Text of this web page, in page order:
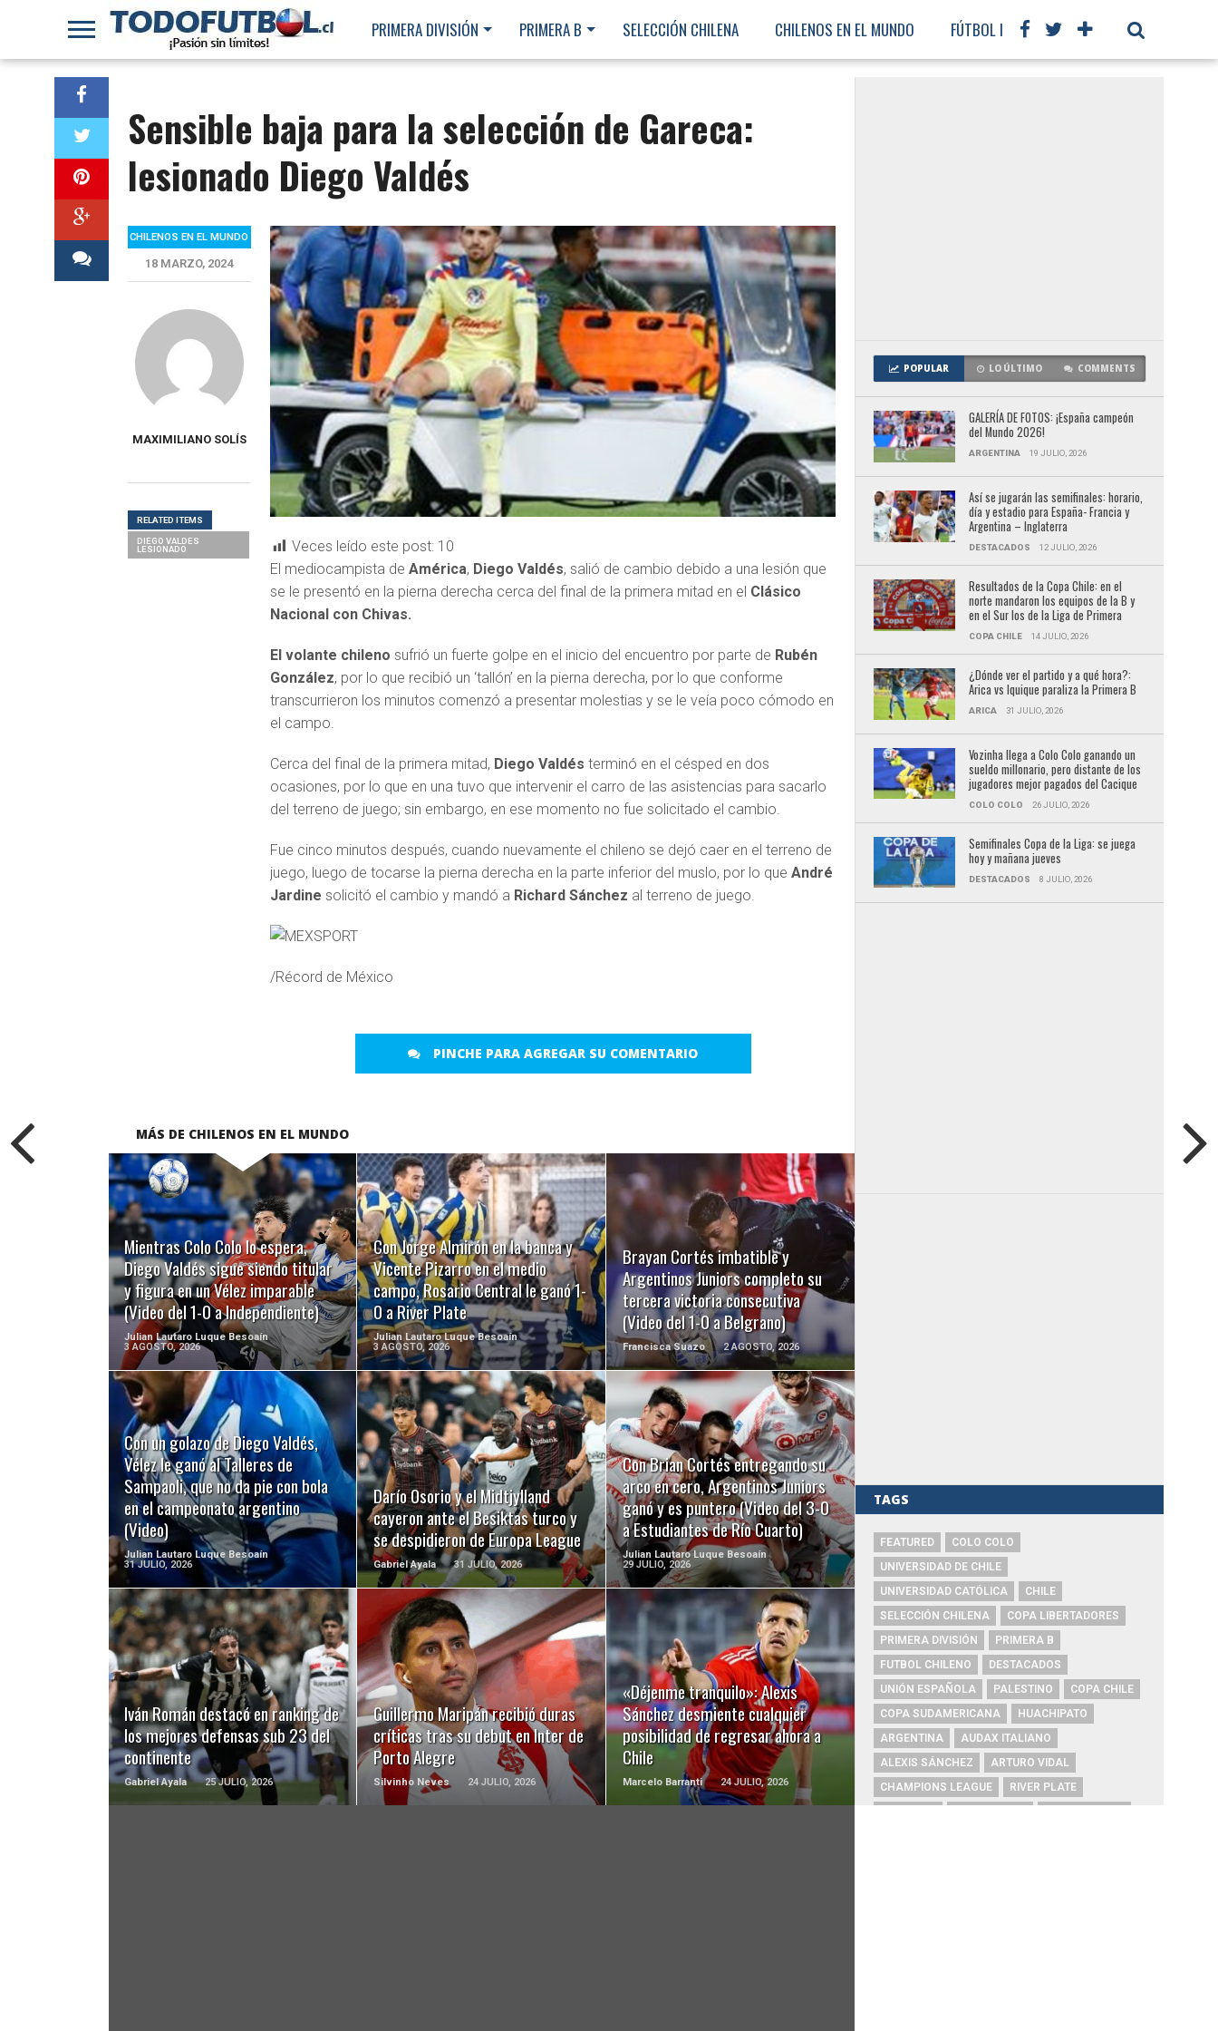
PRIMERA DIVISIÓN PRIMERA B SELECCIÓN CHILENA CHILENOS EN EL MUNDO FÚTBOL INTERNACIONAL
Sensible baja para la selección de Gareca:
lesionado Diego Valdés
Veces leído este post: 10
El mediocampista deAmérica, Diego Valdés, salió de cambio debido a una lesión que
se le presentó en la pierna derecha cerca del final de la primera mitad en el Clásico
Nacional con Chivas.
El volante chileno sufrió un fuerte golpe en el inicio del encuentro por parte de Rubén
González, por lo que recibió un ‘tallón’ en la pierna derecha, por lo que conforme
transcurrieron los minutos comenzó a presentar molestias y se le veía poco cómodo en
el campo.
Cerca del final de la primera mitad, Diego Valdés terminó en el césped en dos
ocasiones, por lo que en una tuvo que intervenir el carro de las asistencias para sacarlo
del terreno de juego; sin embargo, en ese momento no fue solicitado el cambio.
Fue cinco minutos después, cuando nuevamente el chileno se dejó caer en el terreno de
juego, luego de tocarse la pierna derecha en la parte inferior del muslo, por lo queAndré
Jardine solicitó el cambio y mandó a Richard Sánchez al terreno de juego.
/Récord de México
PINCHE PARA AGREGAR SU COMENTARIO
CHILENOS EN EL MUNDO
18 MARZO, 2024
MAXIMILIANO SOLÍS
RELATED ITEMS
DIEGO VALDES
LESIONADO
MÁS DE CHILENOS EN EL MUNDO
Mientras Colo Colo lo espera,
Diego Valdés sigue siendo titular
y figura en un Vélez imparable
(Video del 1-0 a Independiente)
Julian Lautaro Luque Besoaín
3 AGOSTO, 2026
LEER MÁS
Con Jorge Almirón en la banca y
Vicente Pizarro en el medio
campo, Rosario Central le ganó 1-
0 a River Plate
Julian Lautaro Luque Besoaín
3 AGOSTO, 2026
LEER MÁS
Brayan Cortés imbatible y
Argentinos Juniors completo su
tercera victoria consecutiva
(Video del 1-0 a Belgrano)
Francisca Suazo 2 AGOSTO, 2026
LEER MÁS
Con un golazo de Diego Valdés,
Vélez le ganó al Talleres de
Sampaoli, que no da pie con bola
en el campeonato argentino
(Video)
Julian Lautaro Luque Besoaín
31 JULIO, 2026
LEER MÁS
Darío Osorio y el Midtjylland
cayeron ante el Besiktas turco y
se despidieron de Europa League
Gabriel Ayala 31 JULIO, 2026
LEER MÁS
Con Brian Cortés entregando su
arco en cero, Argentinos Juniors
ganó y es puntero (Video del 3-0
a Estudiantes de Río Cuarto)
Julian Lautaro Luque Besoaín
29 JULIO, 2026
LEER MÁS
Iván Román destacó en ranking de
los mejores defensas sub 23 del
continente
Gabriel Ayala 25 JULIO, 2026
LEER MÁS
Guillermo Maripán recibió duras
críticas tras su debut en Inter de
Porto Alegre
Silvinho Neves 24 JULIO, 2026
LEER MÁS
«Déjenme tranquilo»: Alexis
Sánchez desmiente cualquier
posibilidad de regresar ahora a
Chile
Marcelo Barranti 24 JULIO, 2026
LEER MÁS
POPULAR LO ÚLTIMO COMMENTS
GALERÍA DE FOTOS: ¡España campeón
del Mundo 2026!
ARGENTINA 19 JULIO, 2026
Así se jugarán las semifinales: horario,
día y estadio para España- Francia y
Argentina – Inglaterra
DESTACADOS 12 JULIO, 2026
Resultados de la Copa Chile: en el
norte mandaron los equipos de la B y
en el Sur los de la Liga de Primera
COPA CHILE 14 JULIO, 2026
¿Dónde ver el partido y a qué hora?:
Arica vs Iquique paraliza la Primera B
ARICA 31 JULIO, 2026
Vozinha llega a Colo Colo ganando un
sueldo millonario, pero distante de los
jugadores mejor pagados del Cacique
COLO COLO 26 JULIO, 2026
Semifinales Copa de la Liga: se juega
hoy y mañana jueves
DESTACADOS 8 JULIO, 2026
TAGS
FEATURED
COLO COLO
UNIVERSIDAD DE CHILE
UNIVERSIDAD CATÓLICA
CHILE
SELECCIÓN CHILENA
COPA LIBERTADORES
PRIMERA DIVISIÓN
PRIMERA B
FUTBOL CHILENO
DESTACADOS
UNIÓN ESPAÑOLA
PALESTINO
COPA CHILE
COPA SUDAMERICANA
HUACHIPATO
ARGENTINA
AUDAX ITALIANO
ALEXIS SÁNCHEZ
ARTURO VIDAL
CHAMPIONS LEAGUE
RIVER PLATE